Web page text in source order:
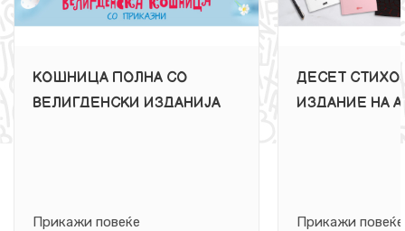
КОШНИЦА ПОЛНА СО
ВЕЛИГДЕНСКИ ИЗДАНИЈА
Прикажи повеќе
ДЕСЕТ
ИЗДАНИЕ НА
Прикажи повеќе